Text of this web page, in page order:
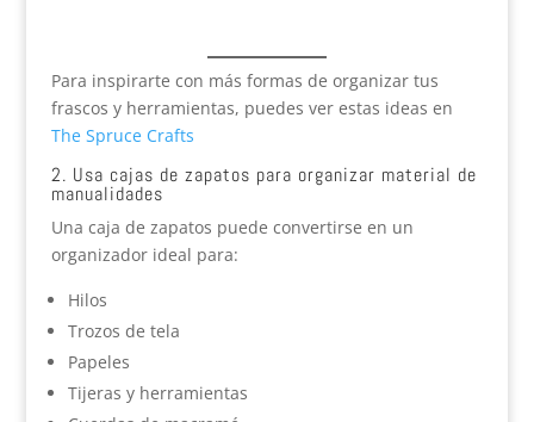
Para inspirarte con más formas de organizar tus
frascos y herramientas, puedes ver estas ideas en
The Spruce Crafts
2. Usa cajas de zapatos para organizar material de
manualidades
Una caja de zapatos puede convertirse en un
organizador ideal para:
Hilos
Trozos de tela
Papeles
Tijeras y herramientas